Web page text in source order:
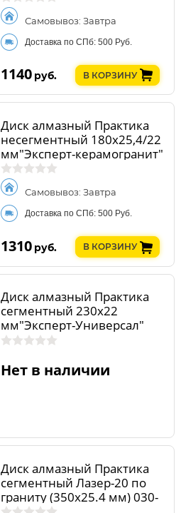
Самовывоз: Завтра
Доставка по СПб: 500 Руб.
1140 руб. В КОРЗИНУ
Диск алмазный Практика
несегментный 180х25,4/22
мм"Эксперт-керамогранит"
Самовывоз: Завтра
Доставка по СПб: 500 Руб.
1310 руб. В КОРЗИНУ
Диск алмазный Практика
сегментный 230х22
мм"Эксперт-Универсал"
Нет в наличии
Диск алмазный Практика
сегментный Лазер-20 по
граниту (350х25.4 мм) 030-